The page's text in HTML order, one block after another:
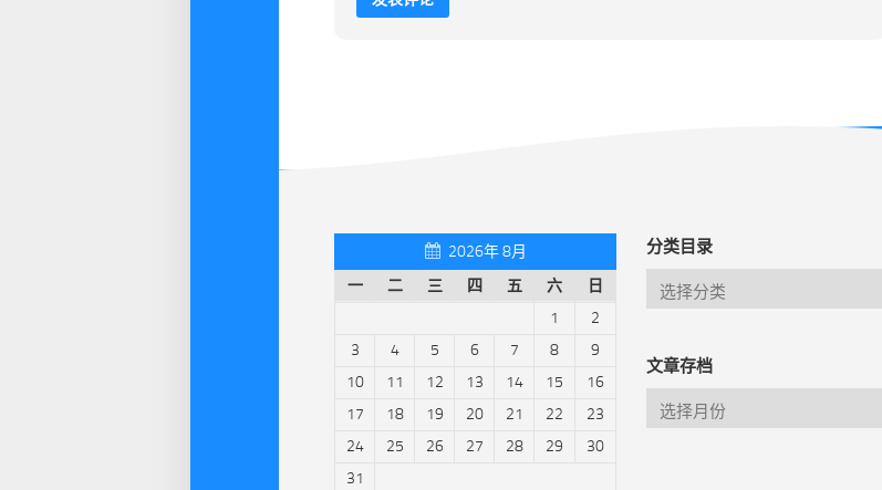
2026年 8月
一
二 三 四 五 六 日
1
2
3
4 5 6 7 8
9
10
11 12 13 14 15
16
17
18 19 20 21 22
23
24
25 26 27 28 29
30
31
分类目录
文章存档